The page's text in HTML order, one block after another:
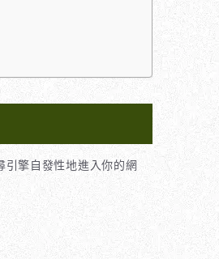
擎自發性地進入你的網